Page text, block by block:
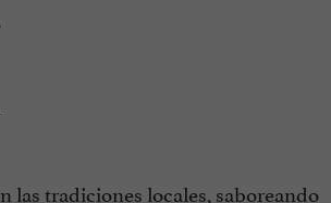
las tradiciones locales, saboreando